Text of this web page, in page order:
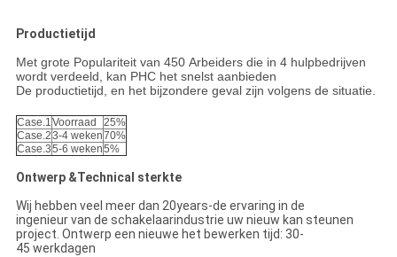
Productietijd
Met grote Populariteit van 450 Arbeiders die in 4 hulpbedrijven
wordt verdeeld, kan PHC het snelst aanbieden
De productietijd, en het bijzondere geval zijn volgens de situatie.
Case.1Voorraad
25%
Case.23-4 weken70%
Case.35-6 weken5%
Ontwerp &Technical sterkte
Wij hebben veel meer dan 20years-de ervaring in de
ingenieur van de schakelaarindustrie uw nieuw kan steunen
project. Ontwerp een nieuwe het bewerken tijd: 30-
45 werkdagen